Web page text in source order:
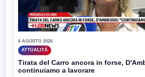
6 AGOSTO 2026
ATTUALITÀ
Tirata del Carro ancora in forse,
continuiamo a lavorare